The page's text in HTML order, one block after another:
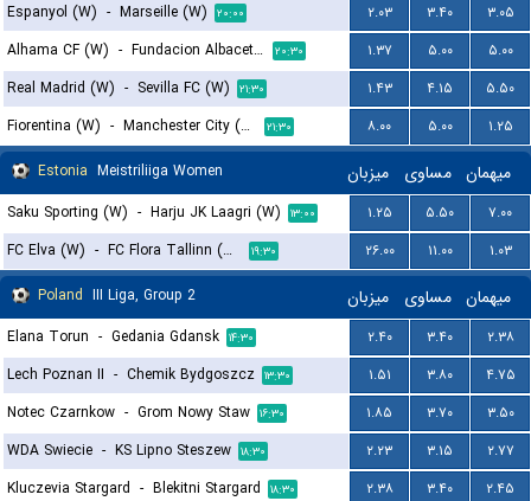
Espanyol (W) - Marseille (W) ۲۰:۰۰ ۲.۰۳ ۳.۴۰
۳.۰۵
Alhama CF (W) - Fundacion Albacete (W) ۲۰:۳۰ ۱.۳۷ ۵.۰۰
۵.۰۰
Real Madrid (W) - Sevilla FC (W) ۲۱:۳۰ ۱.۴۳ ۴.۱۵
۵.۵۰
Fiorentina (W) - Manchester City (W) ۲۱:۳۰ ۸.۰۰ ۵.۰۰
۱.۲۵
Estonia Meistriliiga Women میزبان مساوی میهمان
Saku Sporting (W) - Harju JK Laagri (W) ۱۳:۰۰ ۱.۲۵ ۵.۵۰
۷.۰۰
FC Elva (W) - FC Flora Tallinn (W) ۱۹:۳۰ ۲۶.۰۰ ۱۱.۰۰
۱.۰۳
Poland III Liga, Group 2 میزبان مساوی میهمان
Elana Torun - Gedania Gdansk ۱۴:۳۰ ۲.۴۰ ۳.۴۰
۲.۳۸
Lech Poznan II - Chemik Bydgoszcz ۱۳:۳۰ ۱.۵۱ ۳.۸۰
۴.۷۵
Notec Czarnkow - Grom Nowy Staw ۱۶:۳۰ ۱.۸۵ ۳.۷۰
۳.۵۰
WDA Swiecie - KS Lipno Steszew ۱۸:۳۰ ۲.۲۳ ۳.۱۵
۲.۷۷
Kluczevia Stargard - Blekitni Stargard ۱۸:۳۰ ۲.۳۸ ۳.۴۰
۲.۴۵